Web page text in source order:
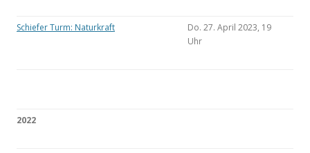
Schiefer Turm: Naturkraft
Do. 27. April 2023, 19
Uhr
2022